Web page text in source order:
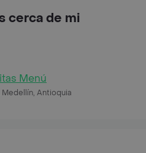
cerca de mi
Menú
Antioquia